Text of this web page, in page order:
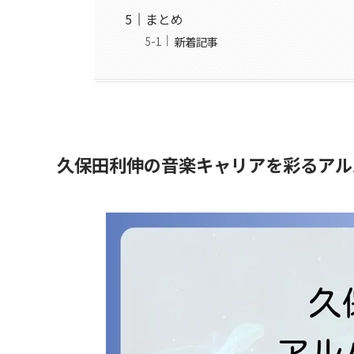
まとめ
新着記事
久保田利伸の音楽キャリアを彩るア